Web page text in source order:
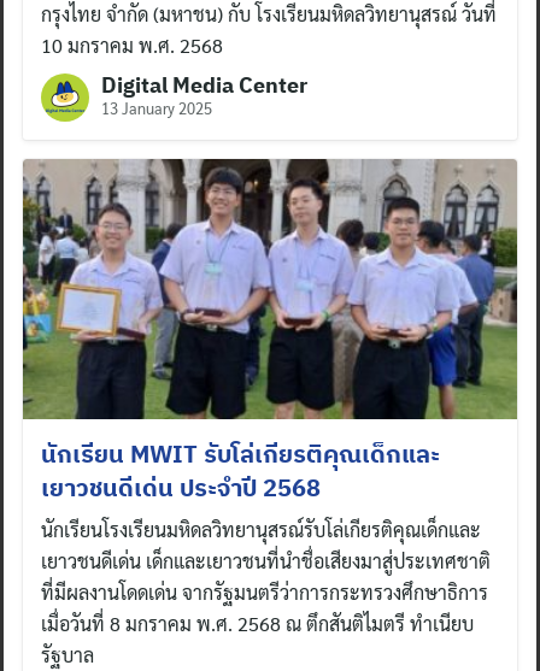
กรุงไทย จำกัด (มหาชน) กับ โรงเรียนมหิดลวิทยานุสรณ์ วันที่
10 มกราคม พ.ศ. 2568
Digital Media Center
13 January 2025
นักเรียน MWIT รับโล่เกียรติคุณเด็กและ
เยาวชนดีเด่น ประจำปี 2568
นักเรียนโรงเรียนมหิดลวิทยานุสรณ์รับโล่เกียรติคุณเด็กและ
เยาวชนดีเด่น เด็กและเยาวชนที่นำชื่อเสียงมาสู่ประเทศชาติ
ที่มีผลงานโดดเด่น จากรัฐมนตรีว่าการกระทรวงศึกษาธิการ
เมื่อวันที่ 8 มกราคม พ.ศ. 2568 ณ ตึกสันติไมตรี ทำเนียบ
รัฐบาล